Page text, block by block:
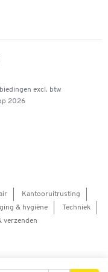
excl. btw
2026
Kantooruitrusting
& hygiëne
Techniek
verzenden